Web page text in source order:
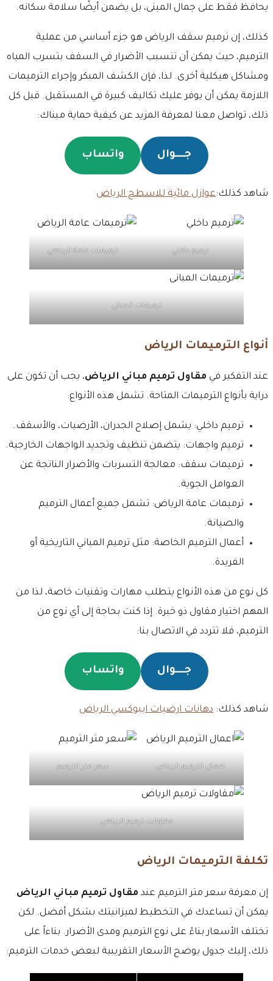
يحافظ فقط على جمال المبنى، بل يضمن أيضًا سلامة سكانه.
كذلك، إن ترميم سقف الرياض هو جزء أساسي من عملية
الترميم، حيث يمكن أن تتسبب الأضرار في السقف بتسرب المياه
ومشاكل هيكلية أخرى. لذا، فإن الكشف المبكر وإجراء الترميمات
اللازمة يمكن أن يوفر عليك تكاليف كبيرة في المستقبل. قبل كل
ذلك، تواصل معنا لمعرفة المزيد عن كيفية حماية مبناك:
جـــــوال واتساب
شاهد كذلك:عوازل مائية للاسطح الرياض
ترميم داخلي ترميمات عامة الرياض
ترميمات المبانى
أنواع الترميمات الرياض
عند التفكير في مقاول ترميم مباني الرياض، يجب أن تكون على
دراية بأنواع الترميمات المتاحة. تشمل هذه الأنواع:
ترميم داخلي: يشمل إصلاح الجدران، الأرضيات، والأسقف.
ترميم واجهات: يتضمن تنظيف وتجديد الواجهات الخارجية.
ترميمات سقف: معالجة التسربات والأضرار الناتجة عن
العوامل الجوية.
ترميمات عامة الرياض: تشمل جميع أعمال الترميم
والصيانة.
أعمال الترميم الخاصة: مثل ترميم المباني التاريخية أو
الفريدة.
كل نوع من هذه الأنواع يتطلب مهارات وتقنيات خاصة، لذا من
المهم اختيار مقاول ذو خبرة. إذا كنت بحاجة إلى أي نوع من
الترميم، فلا تتردد في الاتصال بنا:
جـــــوال واتساب
شاهد كذلك: دهانات ارضيات ايبوكسي الرياض
اعمال الترميم الرياض سعر متر الترميم
مقاولات ترميم الرياض
تكلفة الترميمات الرياض
إن معرفة سعر متر الترميم عند مقاول ترميم مباني الرياض
يمكن أن تساعدك في التخطيط لميزانيتك بشكل أفضل. لكن
تختلف الأسعار بناءً على نوع الترميم ومدى الأضرار. بناءاً على
ذلك، إليك جدول يوضح الأسعار التقريبية لبعض خدمات الترميم: